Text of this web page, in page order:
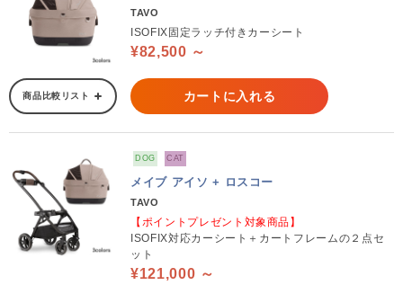
TAVO
ISOFIX固定ラッチ付きカーシート
¥82,500 ～
商品比較リスト カートに入れる
DOG CAT
メイブ アイソ + ロスコー
TAVO
【ポイントプレゼント対象商品】
ISOFIX対応カーシート＋カートフレームの２点セ
ット
¥121,000 ～